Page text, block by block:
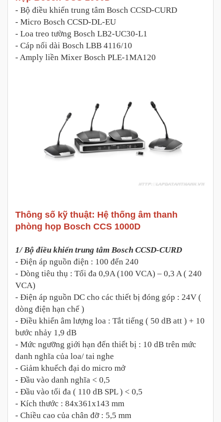
- Bộ điều khiển trung tâm Bosch CCSD-CURD
- Micro Bosch CCSD-DL-EU
- Loa treo tường Bosch LB2-UC30-L1
- Cáp nối dài Bosch LBB 4116/10
- Amply liền Mixer Bosch PLE-1MA120
Thông số kỹ thuật: Hệ thống âm thanh
phòng họp Bosch CCS 1000D
1/ Bộ điều khiển trung tâm Bosch CCSD-CURD
- Điện áp nguồn điện : 100 đến 240
- Dòng tiêu thụ : Tối đa 0,9A (100 VCA) – 0,3 A ( 240
VCA)
- Điện áp nguồn DC cho các thiết bị đóng góp : 24V (
dòng điện hạn chế )
- Điều khiển âm lượng loa : Tắt tiếng ( 50 dB att ) + 10
bước nhảy 1,9 dB
- Mức ngưỡng giới hạn đến thiết bị : 10 dB trên mức
danh nghĩa của loa/ tai nghe
- Giảm khuếch đại do micro mở
- Đầu vào danh nghĩa < 0,5
- Đầu vào tối đa ( 110 dB SPL ) < 0,5
- Kích thước : 84x361x143 mm
- Chiều cao của chân đỡ : 5,5 mm